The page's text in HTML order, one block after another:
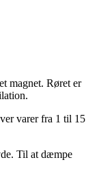
magnet. Røret er
varer fra 1 til 15
Til at dæmpe